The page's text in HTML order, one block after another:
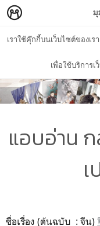
เราใช้คุ๊กกี้บนเว็บไซต์ของเ
เพื่อใช้บริการเ
มุ
แอบอ่าน
ชื่อเรื่อง (ต้นฉบับ : จีน)